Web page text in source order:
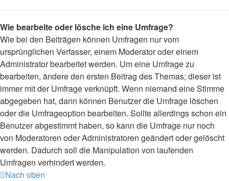
Wie bearbeite oder lösche ich eine Umfrage?
Wie bei den Beiträgen können Umfragen nur vom
ursprünglichen Verfasser, einem Moderator oder einem
Administrator bearbeitet werden. Um eine Umfrage zu
bearbeiten, ändere den ersten Beitrag des Themas; dieser ist
immer mit der Umfrage verknüpft. Wenn niemand eine Stimme
abgegeben hat, dann können Benutzer die Umfrage löschen
oder die Umfrageoption bearbeiten. Sollte allerdings schon ein
Benutzer abgestimmt haben, so kann die Umfrage nur noch
von Moderatoren oder Administratoren geändert oder gelöscht
werden. Dadurch soll die Manipulation von laufenden
Umfragen verhindert werden.
Nach oben